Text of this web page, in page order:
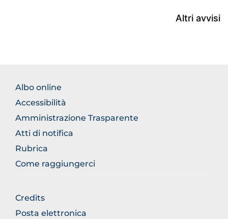
Altri avvisi
FOOTER
NORMATIVA
Albo online
Accessibilità
Amministrazione Trasparente
Atti di notifica
Rubrica
Come raggiungerci
FOOTER
GENERICO
Credits
Posta elettronica